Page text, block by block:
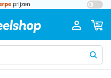
prijzen